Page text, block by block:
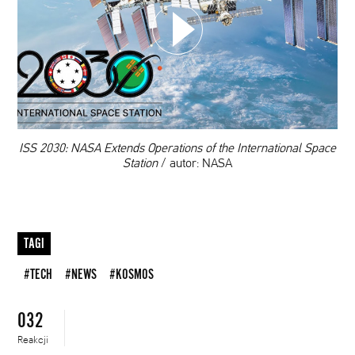
00:00
ISS 2030: NASA Extends Operations of the International Space
Station/ autor: NASA
DODAJ TEN FILM DO PLAYLISTY
TAGI
#TECH #NEWS #KOSMOS
032
Reakcji